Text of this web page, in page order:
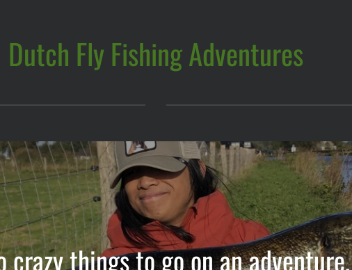
Dutch Fly Fishing Adventures
crazy things to go on an